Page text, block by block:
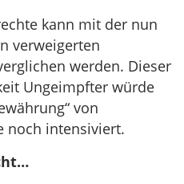
kann mit der nun
verweigerten
werden. Dieser
Ungeimpfter würde
von
noch intensiviert.